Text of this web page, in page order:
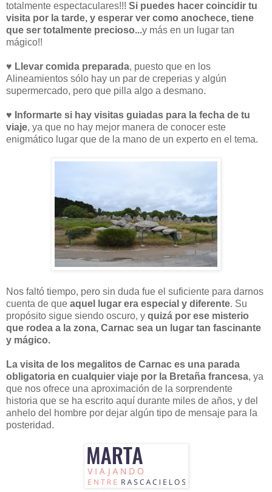
totalmente espectaculares!!! Si puedes hacer coincidir tu
visita por la tarde, y esperar ver como anochece, tiene
que ser totalmente precioso...y más en un lugar tan
mágico!!
♥ Llevar comida preparada, puesto que en los
Alineamientos sólo hay un par de creperias y algún
supermercado, pero que pilla algo a desmano.
♥ Informarte si hay visitas guiadas para la fecha de tu
viaje, ya que no hay mejor manera de conocer este
enigmático lugar que de la mano de un experto en el tema.
Nos faltó tiempo, pero sin duda fue el suficiente para darnos
cuenta de que aquel lugar era especial y diferente. Su
propósito sigue siendo oscuro, y quizá por ese misterio
que rodea a la zona, Carnac sea un lugar tan fascinante
y mágico.
La visita de los megalitos de Carnac es una parada
obligatoria en cualquier viaje por la Bretaña francesa, ya
que nos ofrece una aproximación de la sorprendente
historia que se ha escrito aquí durante miles de años, y del
anhelo del hombre por dejar algún tipo de mensaje para la
posteridad.